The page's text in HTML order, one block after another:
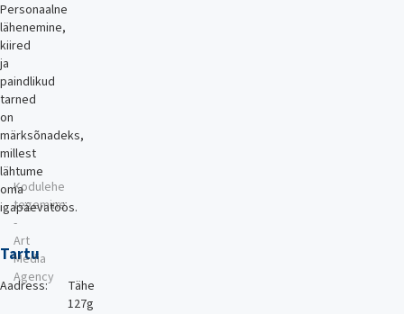
Personaalne
lähenemine,
kiired
ja
paindlikud
tarned
on
märksõnadeks,
millest
lähtume
oma
igapäevatöös.
Tartu
Aadress:
Tähe
127g
Kodulehe
tegemine
-
Art
Media
Agency